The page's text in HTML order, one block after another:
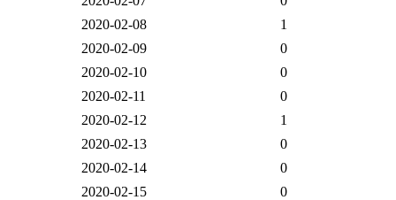
2020-02-08
1
2020-02-09
0
2020-02-10
0
2020-02-11
0
2020-02-12
1
2020-02-13
0
2020-02-14
0
2020-02-15
0